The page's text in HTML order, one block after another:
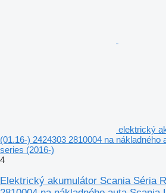
elektrický
(01.16-) 2424303 2810004 na nákladného
series (2016-)
4
Elektrický akumulátor Scania Séria